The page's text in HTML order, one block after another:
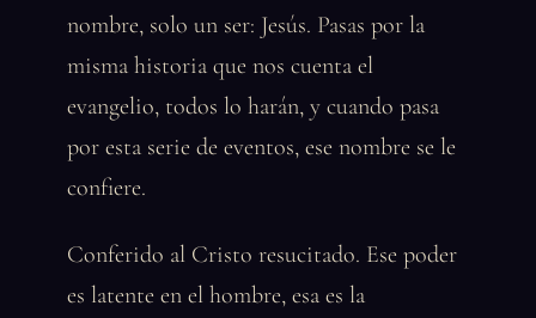
nombre, solo un ser: Jesús. Pasas por la
misma historia que nos cuenta el
evangelio, todos lo harán, y cuando pasa
por esta serie de eventos, ese nombre se le
confiere.
Conferido al Cristo resucitado. Ese poder
es latente en el hombre, esa es la